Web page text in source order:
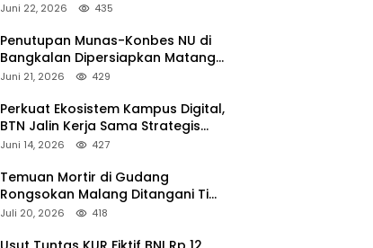
Sorotan
Juni 22, 2026 435
Penutupan Munas-Konbes NU di
Bangkalan Dipersiapkan Matang,
Gus Ipul Turun Tangan
Juni 21, 2026 429
Perkuat Ekosistem Kampus Digital,
BTN Jalin Kerja Sama Strategis
dengan UNAIR
Juni 14, 2026 427
Temuan Mortir di Gudang
Rongsokan Malang Ditangani Tim
Gegana Polda Jatim
Juli 20, 2026 418